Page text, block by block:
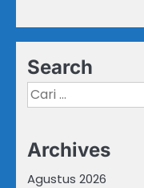
Search
Cari
untuk:
Archives
Agustus 2026